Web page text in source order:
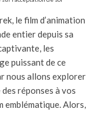
le film d’animation
entier depuis sa
les
puissant de ce
nous allons explorer
des réponses à vos
emblématique. Alors,